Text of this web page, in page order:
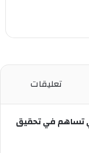
تعليقات
تساهم في تحقيق